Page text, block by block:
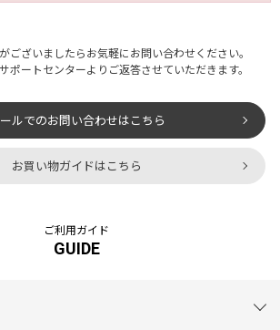
ございましたらお気軽にお問い合わせください。
ポートセンターよりご返答させていただきます。
ルでのお問い合わせはこちら
お買い物ガイドはこちら
ご利用ガイド
GUIDE